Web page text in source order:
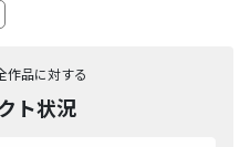
作品に対する
ト状況